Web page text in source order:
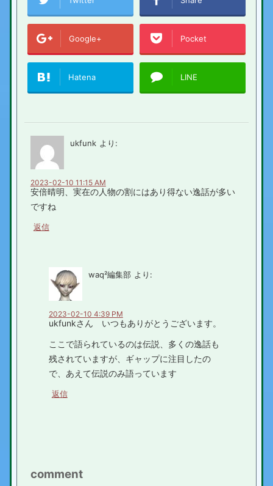
Google+ Pocket
Hatena LINE
ukfunk より:
2023-02-10 11:15 AM
安倍晴明、実在の人物の割にはあり得ない逸話が多い
ですね
返信
waq²編集部 より:
2023-02-10 4:39 PM
ukfunkさん いつもありがとうございます。
ここで語られているのは伝説、多くの逸話も
残されていますが、ギャップに注目したの
で、あえて伝説のみ語っています
返信
comment